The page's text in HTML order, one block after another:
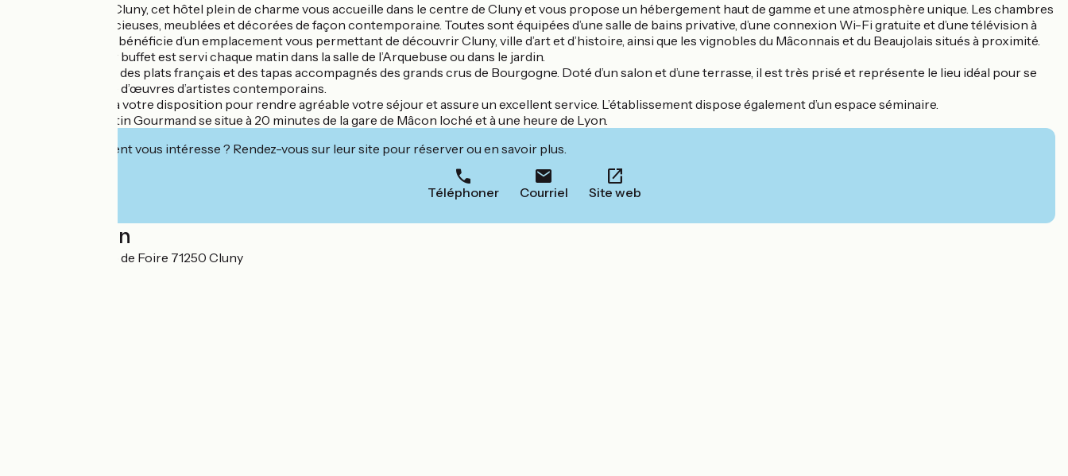
Situé au cœur de Cluny, cet hôtel plein de charme vous accueille dans le centre de Cluny et vous propose un hébergement haut de gamme et une atmosphère unique. Les chambres
et suites sont spacieuses, meublées et décorées de façon contemporaine. Toutes sont équipées d’une salle de bains privative, d’une connexion Wi-Fi gratuite et d’une télévision à
écran plat. L’hôtel bénéficie d’un emplacement vous permettant de découvrir Cluny, ville d’art et d’histoire, ainsi que les vignobles du Mâconnais et du Beaujolais situés à proximité.
Un petit-déjeuner buffet est servi chaque matin dans la salle de l’Arquebuse ou dans le jardin.
Le restaurant sert des plats français et des tapas accompagnés des grands crus de Bourgogne. Doté d’un salon et d’une terrasse, il est très prisé et représente le lieu idéal pour se
détendre, entouré d’œuvres d’artistes contemporains.
Le personnel est à votre disposition pour rendre agréable votre séjour et assure un excellent service. L’établissement dispose également d’un espace séminaire.
L' Art'Hôtel Le Potin Gourmand se situe à 20 minutes de la gare de Mâcon loché et à une heure de Lyon.
Cet établissement vous intéresse ? Rendez-vous sur leur site pour réserver ou en savoir plus.
Téléphoner Courriel Site web
Localisation
4, Place du Champ de Foire 71250 Cluny